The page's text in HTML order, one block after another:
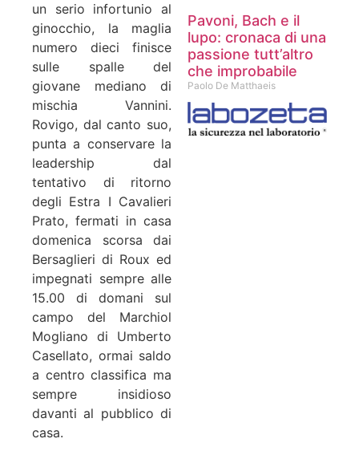
un serio infortunio al
ginocchio, la maglia
numero dieci finisce
sulle spalle del
giovane mediano di
mischia Vannini.
Rovigo, dal canto suo,
punta a conservare la
leadership dal
tentativo di ritorno
degli Estra I Cavalieri
Prato, fermati in casa
domenica scorsa dai
Bersaglieri di Roux ed
impegnati sempre alle
15.00 di domani sul
campo del Marchiol
Mogliano di Umberto
Casellato, ormai saldo
a centro classifica ma
sempre insidioso
davanti al pubblico di
casa.
Pavoni, Bach e il
lupo: cronaca di una
passione tutt’altro
che improbabile
Paolo De Matthaeis